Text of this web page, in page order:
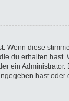
Wenn diese
du erhalten
ein
hast